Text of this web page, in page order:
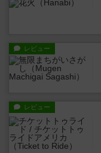
レビュー
レビュー